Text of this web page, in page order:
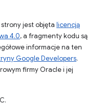
jest objęta licencją
4.0, a fragmenty kodu są
informacje na ten
Google Developers.
firmy Oracle i jej